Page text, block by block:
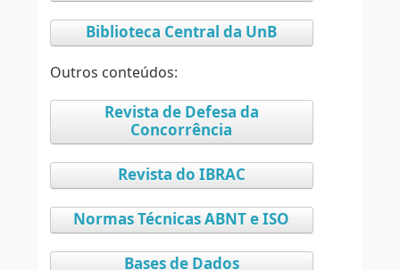
Biblioteca Central da UnB
Outros conteúdos:
Revista de Defesa da
Concorrência
Revista do IBRAC
Normas Técnicas ABNT e ISO
Bases de Dados